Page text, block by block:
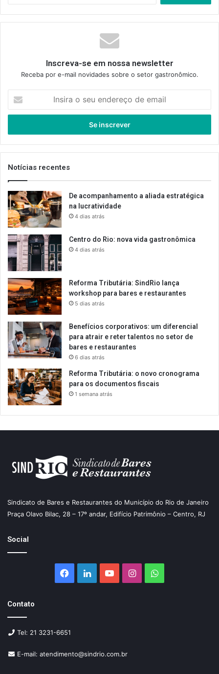
Inscreva-se em nossa newsletter
Receba por e-mail novidades sobre o setor gastronômico.
seu
de
email
Notícias recentes
De acompanhamento a aliada estratégica
na lucratividade
4 dias atrás
Centro do Rio: nova vida gastronômica
4 dias atrás
Reforma Tributária: SindRio lança
workshop para bares e restaurantes
5 dias atrás
Benefícios corporativos: um diferencial
para atrair e reter talentos no setor de
bares e restaurantes
6 dias atrás
Reforma Tributária: o novo cronograma
para os documentos fiscais
1 semana atrás
Sindicato de Bares e Restaurantes do Município do Rio de Janeiro
Praça Olavo Bilac, 28 – 17º andar, Edifício Patrimônio – Centro, RJ
Social
Facebook
LinkedinYouTubeInstagramWhatsApp
Contato
Tel: 21 3231-6651
E-mail: atendimento@sindrio.com.br